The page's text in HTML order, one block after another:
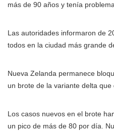
más de 90 años y tenía
Las autoridades informaron de
todos en la ciudad más grande
Nueva Zelanda permanece
un brote de la variante delta que
Los casos nuevos en el brote
un pico de más de 80 por día.